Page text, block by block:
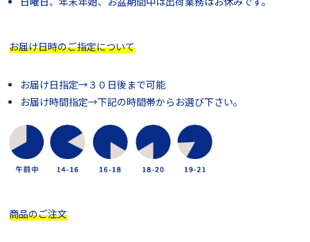
お届け日時のご指定について
お届け日指定→３０日後まで可能
お届け時間指定→下記の時間帯からお選び下さい。
商品のご注文